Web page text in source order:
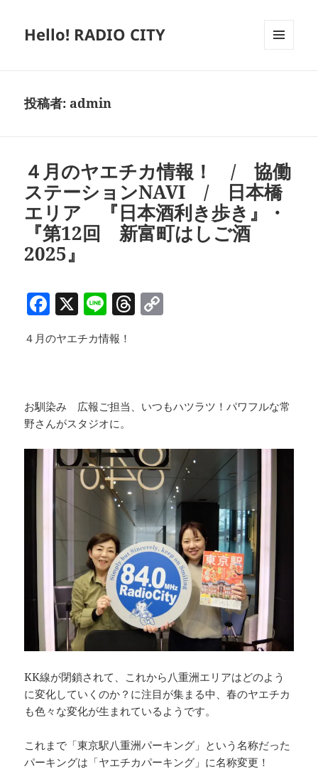
Hello! RADIO CITY
投稿者: admin
４月のヤエチカ情報！ / 協働
ステーションNAVI / 日本橋
エリア 『日本酒利き歩き』・
『第12回 新富町はしご酒
2025』
F
a
c
b
o
o
k
X Li
n
e
T
s
Li
n
４月のヤエチカ情報！
お馴染み 広報ご担当、いつもハツラツ！パワフルな常
野さんがスタジオに。
KK線が閉鎖されて、これから八重洲エリアはどのよう
に変化していくのか？に注目が集まる中、春のヤエチカ
も色々な変化が生まれているようです。
これまで「東京駅八重洲パーキング」という名称だった
パーキングは「ヤエチカパーキング」に名称変更！